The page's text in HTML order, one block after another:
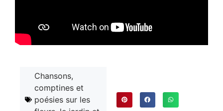
Chansons,
comptines et
poésies sur les